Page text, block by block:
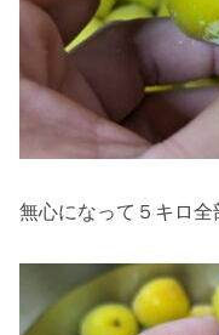
無心になって５キロ全